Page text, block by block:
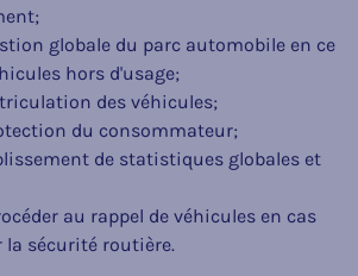
globale du parc automobile en ce
hors d'usage;
des véhicules;
du consommateur;
de statistiques globales et
au rappel de véhicules en cas
la sécurité routière.